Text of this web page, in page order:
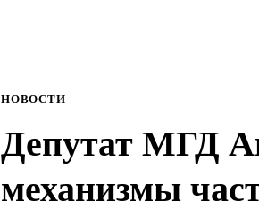
НОВОСТИ
Депутат МГД
механизмы